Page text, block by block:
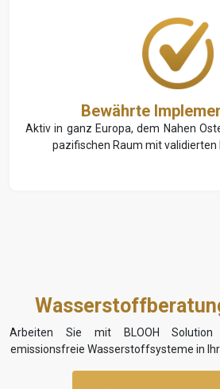
Bewährte
Aktiv in ganz Europa, dem Nahen
pazifischen Raum mit validierten
Arbeiten Sie mit BLOOH
emissionsfreie Wasserstoffsysteme in